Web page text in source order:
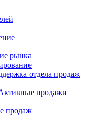
рынка
отдела продаж
продажи
продаж